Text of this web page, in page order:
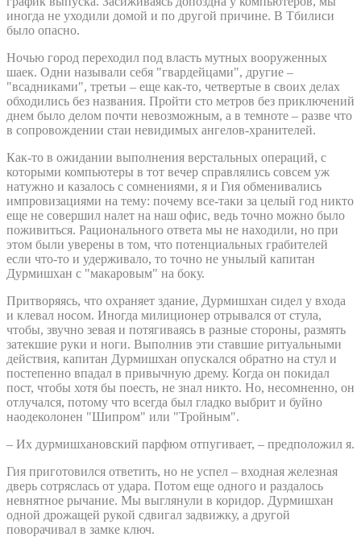
иногда не уходили домой и по другой причине. В Тбилиси
было опасно.
Ночью город переходил под власть мутных вооруженных
шаек. Одни называли себя "гвардейцами", другие –
"всадниками", третьи – еще как-то, четвертые в своих делах
обходились без названия. Пройти сто метров без приключений
днем было делом почти невозможным, а в темноте – разве что
в сопровождении стаи невидимых ангелов-хранителей.
Как-то в ожидании выполнения верстальных операций, с
которыми компьютеры в тот вечер справлялись совсем уж
натужно и казалось с сомнениями, я и Гия обменивались
импровизациями на тему: почему все-таки за целый год никто
еще не совершил налет на наш офис, ведь точно можно было
поживиться. Рационального ответа мы не находили, но при
этом были уверены в том, что потенциальных грабителей
если что-то и удерживало, то точно не унылый капитан
Дурмишхан с "макаровым" на боку.
Притворяясь, что охраняет здание, Дурмишхан сидел у входа
и клевал носом. Иногда милиционер отрывался от стула,
чтобы, звучно зевая и потягиваясь в разные стороны, размять
затекшие руки и ноги. Выполнив эти ставшие ритуальными
действия, капитан Дурмишхан опускался обратно на стул и
постепенно впадал в привычную дрему. Когда он покидал
пост, чтобы хотя бы поесть, не знал никто. Но, несомненно, он
отлучался, потому что всегда был гладко выбрит и буйно
наодеколонен "Шипром" или "Тройным".
– Их дурмишхановский парфюм отпугивает, – предположил я.
Гия приготовился ответить, но не успел – входная железная
дверь сотряслась от удара. Потом еще одного и раздалось
невнятное рычание. Мы выглянули в коридор. Дурмишхан
одной дрожащей рукой сдвигал задвижку, а другой
поворачивал в замке ключ.